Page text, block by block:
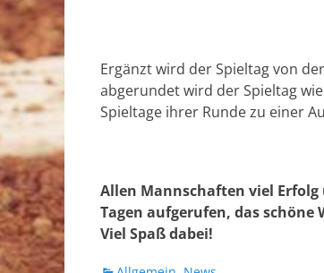
Ergänzt wird der Spieltag von
abgerundet wird der Spieltag
Spieltage ihrer Runde zu einer
Allen Mannschaften viel
Tagen aufgerufen, das
Viel Spaß dabei!